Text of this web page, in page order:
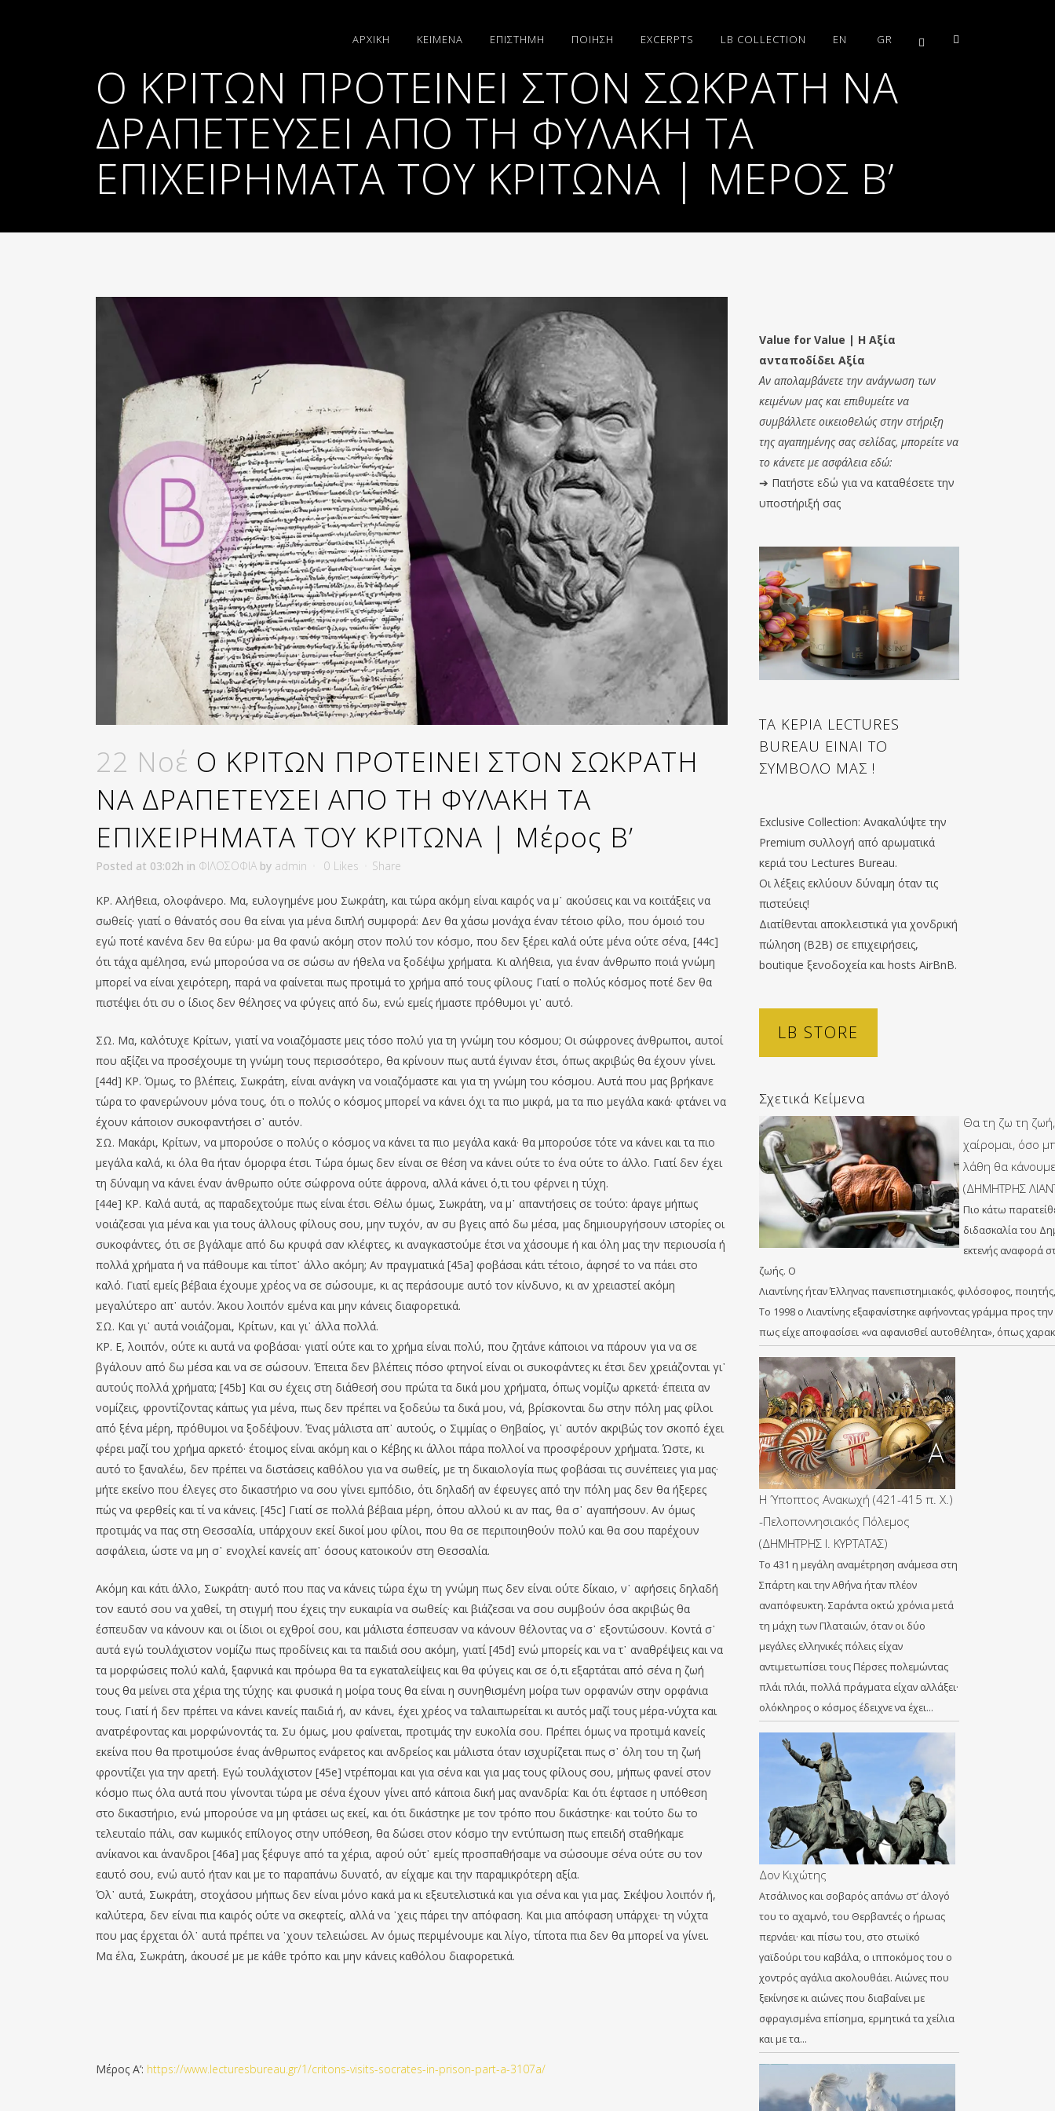
ΑΡΧΙΚΗ ΚΕΙΜΕΝΑ ΕΠΙΣΤΗΜΗ ΠΟΙΗΣΗ EXCERPTS LB COLLECTION EN GR
Ο ΚΡΙΤΩΝ ΠΡΟΤΕΙΝΕΙ ΣΤΟΝ ΣΩΚΡΑΤΗ ΝΑ
ΔΡΑΠΕΤΕΥΣΕΙ ΑΠΟ ΤΗ ΦΥΛΑΚΗ ΤΑ
ΕΠΙΧΕΙΡΗΜΑΤΑ ΤΟΥ ΚΡΙΤΩΝΑ | ΜΈΡΟΣ Β’
22 Νοέ Ο ΚΡΙΤΩΝ ΠΡΟΤΕΙΝΕΙ ΣΤΟΝ ΣΩΚΡΑΤΗ
ΝΑ ΔΡΑΠΕΤΕΥΣΕΙ ΑΠΟ ΤΗ ΦΥΛΑΚΗ ΤΑ
ΕΠΙΧΕΙΡΗΜΑΤΑ ΤΟΥ ΚΡΙΤΩΝΑ | Μέρος Β’
Posted at 03:02h in ΦΙΛΟΣΟΦΙΑ by admin 0 Likes Share
ΚΡ. Αλήθεια, ολοφάνερο. Μα, ευλογημένε μου Σωκράτη, και τώρα ακόμη είναι καιρός να μ᾽ ακούσεις και να κοιτάξεις να
σωθείς· γιατί ο θάνατός σου θα είναι για μένα διπλή συμφορά: Δεν θα χάσω μονάχα έναν τέτοιο φίλο, που όμοιό του
εγώ ποτέ κανένα δεν θα εύρω· μα θα φανώ ακόμη στον πολύ τον κόσμο, που δεν ξέρει καλά ούτε μένα ούτε σένα, [44c]
ότι τάχα αμέλησα, ενώ μπορούσα να σε σώσω αν ήθελα να ξοδέψω χρήματα. Κι αλήθεια, για έναν άνθρωπο ποιά γνώμη
μπορεί να είναι χειρότερη, παρά να φαίνεται πως προτιμά το χρήμα από τους φίλους; Γιατί ο πολύς κόσμος ποτέ δεν θα
πιστέψει ότι συ ο ίδιος δεν θέλησες να φύγεις από δω, ενώ εμείς ήμαστε πρόθυμοι γι᾽ αυτό.
ΣΩ. Μα, καλότυχε Κρίτων, γιατί να νοιαζόμαστε μεις τόσο πολύ για τη γνώμη του κόσμου; Οι σώφρονες άνθρωποι, αυτοί
που αξίζει να προσέχουμε τη γνώμη τους περισσότερο, θα κρίνουν πως αυτά έγιναν έτσι, όπως ακριβώς θα έχουν γίνει.
[44d] ΚΡ. Όμως, το βλέπεις, Σωκράτη, είναι ανάγκη να νοιαζόμαστε και για τη γνώμη του κόσμου. Αυτά που μας βρήκανε
τώρα το φανερώνουν μόνα τους, ότι ο πολύς ο κόσμος μπορεί να κάνει όχι τα πιο μικρά, μα τα πιο μεγάλα κακά· φτάνει να
έχουν κάποιον συκοφαντήσει σ᾽ αυτόν.
ΣΩ. Μακάρι, Κρίτων, να μπορούσε ο πολύς ο κόσμος να κάνει τα πιο μεγάλα κακά· θα μπορούσε τότε να κάνει και τα πιο
μεγάλα καλά, κι όλα θα ήταν όμορφα έτσι. Τώρα όμως δεν είναι σε θέση να κάνει ούτε το ένα ούτε το άλλο. Γιατί δεν έχει
τη δύναμη να κάνει έναν άνθρωπο ούτε σώφρονα ούτε άφρονα, αλλά κάνει ό,τι του φέρνει η τύχη.
[44e] ΚΡ. Καλά αυτά, ας παραδεχτούμε πως είναι έτσι. Θέλω όμως, Σωκράτη, να μ᾽ απαντήσεις σε τούτο: άραγε μήπως
νοιάζεσαι για μένα και για τους άλλους φίλους σου, μην τυχόν, αν συ βγεις από δω μέσα, μας δημιουργήσουν ιστορίες οι
συκοφάντες, ότι σε βγάλαμε από δω κρυφά σαν κλέφτες, κι αναγκαστούμε έτσι να χάσουμε ή και όλη μας την περιουσία ή
πολλά χρήματα ή να πάθουμε και τίποτ᾽ άλλο ακόμη; Αν πραγματικά [45a] φοβάσαι κάτι τέτοιο, άφησέ το να πάει στο
καλό. Γιατί εμείς βέβαια έχουμε χρέος να σε σώσουμε, κι ας περάσουμε αυτό τον κίνδυνο, κι αν χρειαστεί ακόμη
μεγαλύτερο απ᾽ αυτόν. Άκου λοιπόν εμένα και μην κάνεις διαφορετικά.
ΣΩ. Και γι᾽ αυτά νοιάζομαι, Κρίτων, και γι᾽ άλλα πολλά.
ΚΡ. Ε, λοιπόν, ούτε κι αυτά να φοβάσαι· γιατί ούτε και το χρήμα είναι πολύ, που ζητάνε κάποιοι να πάρουν για να σε
βγάλουν από δω μέσα και να σε σώσουν. Έπειτα δεν βλέπεις πόσο φτηνοί είναι οι συκοφάντες κι έτσι δεν χρειάζονται γι᾽
αυτούς πολλά χρήματα; [45b] Και συ έχεις στη διάθεσή σου πρώτα τα δικά μου χρήματα, όπως νομίζω αρκετά· έπειτα αν
νομίζεις, φροντίζοντας κάπως για μένα, πως δεν πρέπει να ξοδεύω τα δικά μου, νά, βρίσκονται δω στην πόλη μας φίλοι
από ξένα μέρη, πρόθυμοι να ξοδέψουν. Ένας μάλιστα απ᾽ αυτούς, ο Σιμμίας ο Θηβαίος, γι᾽ αυτόν ακριβώς τον σκοπό έχει
φέρει μαζί του χρήμα αρκετό· έτοιμος είναι ακόμη και ο Κέβης κι άλλοι πάρα πολλοί να προσφέρουν χρήματα. Ώστε, κι
αυτό το ξαναλέω, δεν πρέπει να διστάσεις καθόλου για να σωθείς, με τη δικαιολογία πως φοβάσαι τις συνέπειες για μας·
μήτε εκείνο που έλεγες στο δικαστήριο να σου γίνει εμπόδιο, ότι δηλαδή αν έφευγες από την πόλη μας δεν θα ήξερες
πώς να φερθείς και τί να κάνεις. [45c] Γιατί σε πολλά βέβαια μέρη, όπου αλλού κι αν πας, θα σ᾽ αγαπήσουν. Αν όμως
προτιμάς να πας στη Θεσσαλία, υπάρχουν εκεί δικοί μου φίλοι, που θα σε περιποιηθούν πολύ και θα σου παρέχουν
ασφάλεια, ώστε να μη σ᾽ ενοχλεί κανείς απ᾽ όσους κατοικούν στη Θεσσαλία.
Ακόμη και κάτι άλλο, Σωκράτη· αυτό που πας να κάνεις τώρα έχω τη γνώμη πως δεν είναι ούτε δίκαιο, ν᾽ αφήσεις δηλαδή
τον εαυτό σου να χαθεί, τη στιγμή που έχεις την ευκαιρία να σωθείς· και βιάζεσαι να σου συμβούν όσα ακριβώς θα
έσπευδαν να κάνουν και οι ίδιοι οι εχθροί σου, και μάλιστα έσπευσαν να κάνουν θέλοντας να σ᾽ εξοντώσουν. Κοντά σ᾽
αυτά εγώ τουλάχιστον νομίζω πως προδίνεις και τα παιδιά σου ακόμη, γιατί [45d] ενώ μπορείς και να τ᾽ αναθρέψεις και να
τα μορφώσεις πολύ καλά, ξαφνικά και πρόωρα θα τα εγκαταλείψεις και θα φύγεις και σε ό,τι εξαρτάται από σένα η ζωή
τους θα μείνει στα χέρια της τύχης· και φυσικά η μοίρα τους θα είναι η συνηθισμένη μοίρα των ορφανών στην ορφάνια
τους. Γιατί ή δεν πρέπει να κάνει κανείς παιδιά ή, αν κάνει, έχει χρέος να ταλαιπωρείται κι αυτός μαζί τους μέρα-νύχτα και
ανατρέφοντας και μορφώνοντάς τα. Συ όμως, μου φαίνεται, προτιμάς την ευκολία σου. Πρέπει όμως να προτιμά κανείς
εκείνα που θα προτιμούσε ένας άνθρωπος ενάρετος και ανδρείος και μάλιστα όταν ισχυρίζεται πως σ᾽ όλη του τη ζωή
φροντίζει για την αρετή. Εγώ τουλάχιστον [45e] ντρέπομαι και για σένα και για μας τους φίλους σου, μήπως φανεί στον
κόσμο πως όλα αυτά που γίνονται τώρα με σένα έχουν γίνει από κάποια δική μας ανανδρία: Και ότι έφτασε η υπόθεση
στο δικαστήριο, ενώ μπορούσε να μη φτάσει ως εκεί, και ότι δικάστηκε με τον τρόπο που δικάστηκε· και τούτο δω το
τελευταίο πάλι, σαν κωμικός επίλογος στην υπόθεση, θα δώσει στον κόσμο την εντύπωση πως επειδή σταθήκαμε
ανίκανοι και άνανδροι [46a] μας ξέφυγε από τα χέρια, αφού ούτ᾽ εμείς προσπαθήσαμε να σώσουμε σένα ούτε συ τον
εαυτό σου, ενώ αυτό ήταν και με το παραπάνω δυνατό, αν είχαμε και την παραμικρότερη αξία.
Όλ᾽ αυτά, Σωκράτη, στοχάσου μήπως δεν είναι μόνο κακά μα κι εξευτελιστικά και για σένα και για μας. Σκέψου λοιπόν ή,
καλύτερα, δεν είναι πια καιρός ούτε να σκεφτείς, αλλά να ᾽χεις πάρει την απόφαση. Και μια απόφαση υπάρχει· τη νύχτα
που μας έρχεται όλ᾽ αυτά πρέπει να ᾽χουν τελειώσει. Αν όμως περιμένουμε και λίγο, τίποτα πια δεν θα μπορεί να γίνει.
Μα έλα, Σωκράτη, άκουσέ με με κάθε τρόπο και μην κάνεις καθόλου διαφορετικά.
Μέρος Α’: https://www.lecturesbureau.gr/1/critons-visits-socrates-in-prison-part-a-3107a/
Value for Value | Η Αξία
ανταποδίδει Αξία
Αν απολαμβάνετε την ανάγνωση των
κειμένων μας και επιθυμείτε να
συμβάλλετε οικειοθελώς στην στήριξη
της αγαπημένης σας σελίδας, μπορείτε να
το κάνετε με ασφάλεια εδώ:
➔ Πατήστε εδώ για να καταθέσετε την
υποστήριξή σας
ΤΑ ΚΕΡΙΑ LECTURES
BUREAU ΕΙΝΑΙ ΤΟ
ΣΥΜΒΟΛΟ ΜΑΣ !
Exclusive Collection: Ανακαλύψτε την
Premium συλλογή από αρωματικά
κεριά του Lectures Bureau.
Οι λέξεις εκλύουν δύναμη όταν τις
πιστεύεις!
Διατίθενται αποκλειστικά για χονδρική
πώληση (B2B) σε επιχειρήσεις,
boutique ξενοδοχεία και hosts AirBnB.
LB STORE
Σχετικά Κείμενα
Θα τη ζω τη
χαίρομαι, όσο
λάθη θα
(ΔΗΜΗΤΡΗΣ
Πιο κάτω
διδασκαλία του
εκτενής αναφορά
ζωής. Ο
Λιαντίνης ήταν Έλληνας πανεπιστημιακός, φιλόσοφος,
Το 1998 ο Λιαντίνης εξαφανίστηκε αφήνοντας γράμμα προς
πως είχε αποφασίσει «να αφανισθεί αυτοθέλητα», όπως
Η Ύποπτος Ανακωχή (421-415 π. Χ.)
-Πελοποννησιακός Πόλεμος
(ΔΗΜΗΤΡΗΣ Ι. ΚΥΡΤΑΤΑΣ)
Το 431 η μεγάλη αναμέτρηση ανάμεσα στη
Σπάρτη και την Αθήνα ήταν πλέον
αναπόφευκτη. Σαράντα οκτώ χρόνια μετά
τη μάχη των Πλαταιών, όταν οι δύο
μεγάλες ελληνικές πόλεις είχαν
αντιμετωπίσει τους Πέρσες πολεμώντας
πλάι πλάι, πολλά πράγματα είχαν αλλάξει·
ολόκληρος ο κόσμος έδειχνε να έχει…
Δον Κιχώτης
Ατσάλινος και σοβαρός απάνω στ’ άλογό
του το αχαμνό, του Θερβαντές ο ήρωας
περνάει· και πίσω του, στο στωϊκό
γαϊδούρι του καβάλα, ο ιπποκόμος του ο
χοντρός αγάλια ακολουθάει. Αιώνες που
ξεκίνησε κι αιώνες που διαβαίνει με
σφραγισμένα επίσημα, ερμητικά τα χείλια
και με τα…